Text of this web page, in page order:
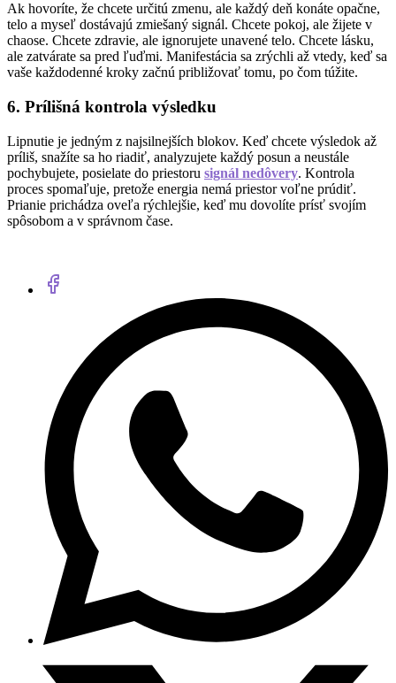
Ak hovoríte, že chcete určitú zmenu, ale každý deň konáte opačne,
telo a myseľ dostávajú zmiešaný signál. Chcete pokoj, ale žijete v
chaose. Chcete zdravie, ale ignorujete unavené telo. Chcete lásku,
ale zatvárate sa pred ľuďmi. Manifestácia sa zrýchli až vtedy, keď sa
vaše každodenné kroky začnú približovať tomu, po čom túžite.
6. Prílišná kontrola výsledku
Lipnutie je jedným z najsilnejších blokov. Keď chcete výsledok až
príliš, snažíte sa ho riadiť, analyzujete každý posun a neustále
pochybujete, posielate do priestoru signál nedôvery. Kontrola
proces spomaľuje, pretože energia nemá priestor voľne prúdiť.
Prianie prichádza oveľa rýchlejšie, keď mu dovolíte prísť svojím
spôsobom a v správnom čase.